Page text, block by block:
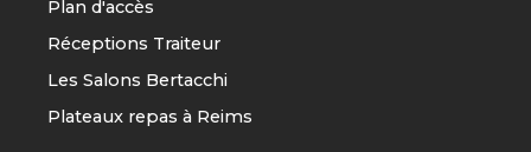
Plan d'accès
Réceptions Traiteur
Les Salons Bertacchi
Plateaux repas à Reims